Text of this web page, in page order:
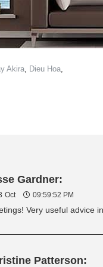
Akira Dieu Hoa
Gardner:
Oct 09:59:52 PM
Very useful advice
Patterson: